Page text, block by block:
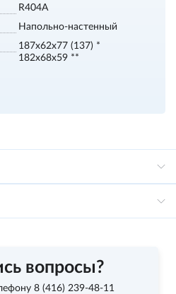
R404A
Напольно-настенный
187х62х77 (137) *
182х68х59 **
вопросы?
8 (416) 239-48-11